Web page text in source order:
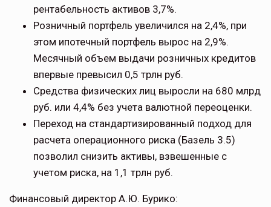
рентабельность активов 3,7%.
Розничный портфель увеличился на 2,4%, при
этом ипотечный портфель вырос на 2,9%.
Месячный объем выдачи розничных кредитов
впервые превысил 0,5 трлн руб.
Средства физических лиц выросли на 680 млрд
руб. или 4,4% без учета валютной переоценки.
Переход на стандартизированный подход для
расчета операционного риска (Базель 3.5)
позволил снизить активы, взвешенные с
учетом риска, на 1,1 трлн руб.
Финансовый директор А.Ю. Бурико: